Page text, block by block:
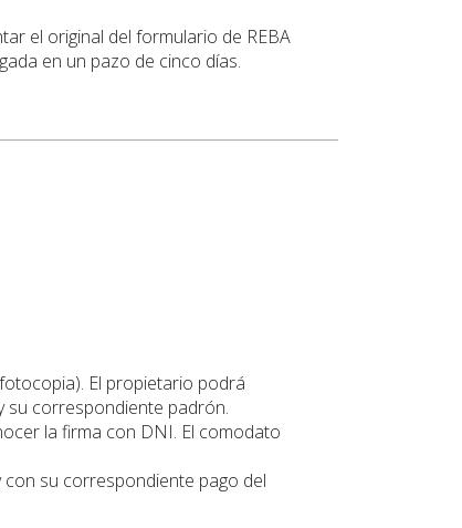
el original del formulario de REBA
en un pazo de cinco días.
El propietario podrá
correspondiente padrón.
la firma con DNI. El comodato
su correspondiente pago del